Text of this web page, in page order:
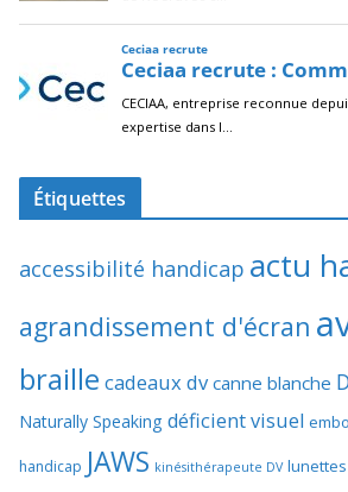
Étiquettes
accessibilité handicap actu
agrandissement d'écran
braille cadeaux dv canne blanche
Naturally Speaking déficient visuel
handicap JAWS kinésithérapeute DV